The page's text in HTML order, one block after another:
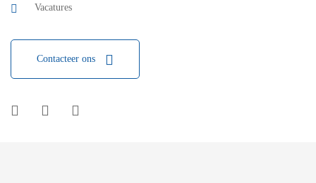
Vacatures
Contacteer ons